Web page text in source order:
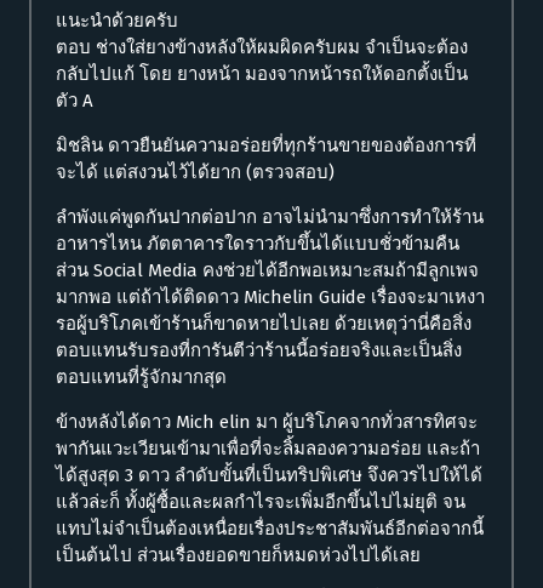
แนะนำด้วยครับ
ตอบ ช่างใส่ยางข้างหลังให้ผมผิดครับผม จำเป็นจะต้อง
กลับไปแก้ โดย ยางหน้า มองจากหน้ารถให้ดอกตั้งเป็น
ตัว A
มิชลิน ดาวยืนยันความอร่อยที่ทุกร้านขายของต้องการที่
จะได้ แต่สงวนไว้ได้ยาก (ตรวจสอบ)
ลำพังแค่พูดกันปากต่อปาก อาจไม่นำมาซึ่งการทำให้ร้าน
อาหารไหน ภัตตาคารใดราวกับขึ้นได้แบบชั่วข้ามคืน
ส่วน Social Media คงช่วยได้อีกพอเหมาะสมถ้ามีลูกเพจ
มากพอ แต่ถ้าได้ติดดาว Michelin Guide เรื่องจะมาเหงา
รอผู้บริโภคเข้าร้านก็ขาดหายไปเลย ด้วยเหตุว่านี่คือสิ่ง
ตอบแทนรับรองที่การันตีว่าร้านนี้อร่อยจริงและเป็นสิ่ง
ตอบแทนที่รู้จักมากสุด
ข้างหลังได้ดาว Mich elin มา ผู้บริโภคจากทั่วสารทิศจะ
พากันแวะเวียนเข้ามาเพื่อที่จะลิ้มลองความอร่อย และถ้า
ได้สูงสุด 3 ดาว ลำดับขั้นที่เป็นทริปพิเศษ จึงควรไปให้ได้
แล้วล่ะก็ ทั้งผู้ซื้อและผลกำไรจะเพิ่มอีกขึ้นไปไม่ยุติ จน
แทบไม่จำเป็นต้องเหนื่อยเรื่องประชาสัมพันธ์อีกต่อจากนี้
เป็นต้นไป ส่วนเรื่องยอดขายก็หมดห่วงไปได้เลย